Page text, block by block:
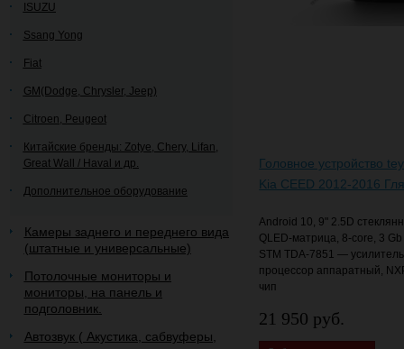
ISUZU
Ssang Yong
Fiat
GM(Dodge, Chrysler, Jeep)
Citroen, Peugeot
Китайские бренды: Zotye, Chery, Lifan,
Great Wall / Haval и др.
Дополнительное оборудование
Камеры заднего и переднего вида
(штатные и универсальные)
Потолочные мониторы и
мониторы, на панель и
подголовник.
Автозвук ( Акустика, сабвуферы,
Головное устройство
Kia CEED 2012-2016
Android 10, 9" 2.5D
QLED-матрица, 8-core, 3
STM TDA-7851 —
процессор аппаратный,
чип
21 950 руб.